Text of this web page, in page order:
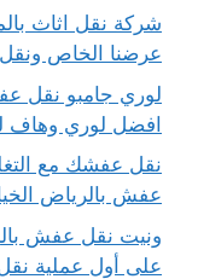
عرضنا الخاص ونقل
افضل لوري وهاف
عفش بالرياض الخيار
على أول عملية